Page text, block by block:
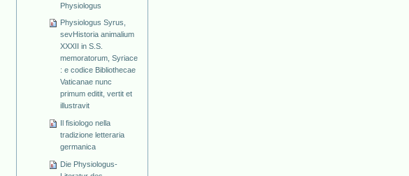
Physiologus
Physiologus Syrus,
sevHistoria animalium
XXXII in S.S.
memoratorum, Syriace
: e codice Bibliothecae
Vaticanae nunc
primum editit, vertit et
illustravit
Il fisiologo nella
tradizione letteraria
germanica
Die Physiologus-